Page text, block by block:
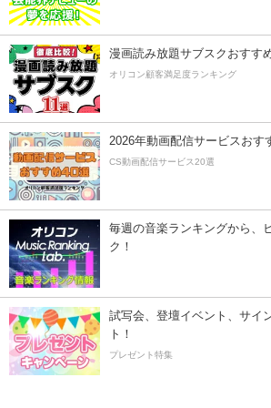
漫画読み放題サブスクおすす
オリコン顧客満足度ランキング
2026年動画配信サービスおす
CS動画配信サービス20選
毎週の音楽ランキングから、
ク！
試写会、登壇イベント、サイ
ト！
プレゼント特集